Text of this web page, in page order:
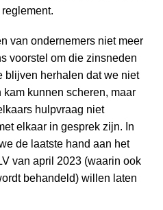
van ondernemers niet meer
voorstel om die zinsneden
blijven herhalen dat we niet
kunnen scheren, maar
hulpvraag niet
elkaar in gesprek zijn. In
de laatste hand aan het
van april 2023 (waarin ook
behandeld) willen laten